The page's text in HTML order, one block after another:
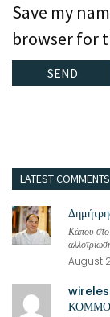
Save my
browser for
LATEST COMMENTS
Κάπου στο
August